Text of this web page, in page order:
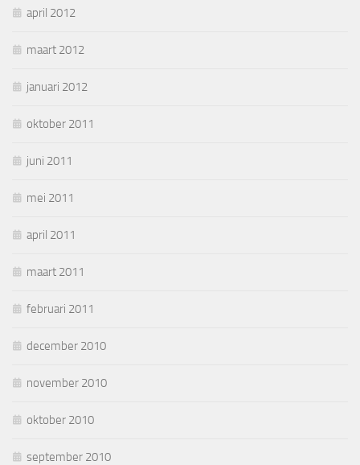
april 2012
maart 2012
januari 2012
oktober 2011
juni 2011
mei 2011
april 2011
maart 2011
februari 2011
december 2010
november 2010
oktober 2010
september 2010